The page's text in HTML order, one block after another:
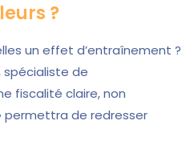
?
un effet d’entraînement ?
spécialiste de
fiscalité claire, non
permettra de redresser